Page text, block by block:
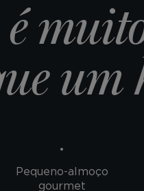
um
Pequeno-almoço
gourmet